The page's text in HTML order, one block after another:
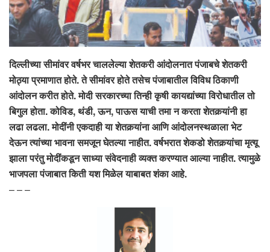
दिल्लीच्या सीमांवर वर्षभर चाललेल्या शेतकरी आंदोलनात पंजाबचे शेतकरी
मोठ्या प्रमाणात होते. ते सीमांवर होते तसेच पंजाबातील विविध ठिकाणी
आंदोलन करीत होते. मोदी सरकारच्या तिन्ही कृषी कायद्यांच्या विरोधातील तो
बिगुल होता. कोविड, थंडी, ऊन, पाऊस याची तमा न करता शेतकर्‍यांनी हा
लढा लढला. मोदींनी एकदाही या शेतकर्‍यांना आणि आंदोलनस्थळाला भेट
देऊन त्यांच्या भावना समजून घेतल्या नाहीत. वर्षभरात शेकडो शेतकर्‍यांचा मृत्यू
झाला परंतु मोदींकडून साध्या संवेदनाही व्यक्त करण्यात आल्या नाहीत. त्यामुळे
भाजपला पंजाबात किती यश मिळेल याबाबत शंका आहे.
– – –